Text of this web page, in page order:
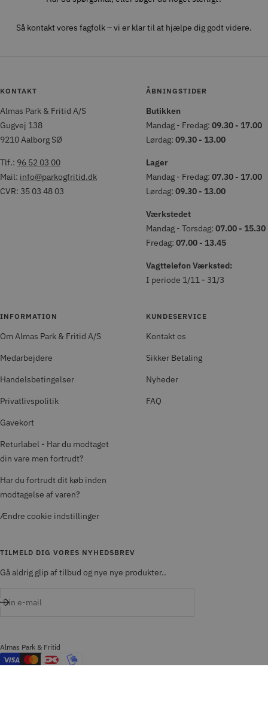
Så kontakt vores fagfolk – vi er klar til at hjælpe dig godt videre.
KONTAKT
Almas Park & Fritid A/S
Gugvej 138
9210 Aalborg SØ
Tlf.: 96 52 03 00
Mail: info@parkogfritid.dk
CVR: 35 03 48 03
ÅBNINGSTIDER
Butikken
Mandag - Fredag: 09.30 - 17.00
Lørdag: 09.30 - 13.00
Lager
Mandag - Fredag: 07.30 - 17.00
Lørdag: 09.30 - 13.00
Værkstedet
Mandag - Torsdag: 07.00 - 15.30
Fredag: 07.00 - 13.45
Vagttelefon Værksted:
I periode 1/11 - 31/3
INFORMATION
Om Almas Park & Fritid A/S
Medarbejdere
Handelsbetingelser
Privatlivspolitik
Gavekort
Returlabel - Har du modtaget
din vare men fortrudt?
Har du fortrudt dit køb inden
modtagelse af varen?
Ændre cookie indstillinger
KUNDESERVICE
Kontakt os
Sikker Betaling
Nyheder
FAQ
TILMELD DIG VORES NYHEDSBREV
Gå aldrig glip af tilbud og nye nye produkter..
Din e-mail
Almas Park & Fritid